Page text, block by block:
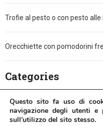
Trofie al pesto o con pesto alle
Orecchiette con pomodorini
Categories
In compagnia(4)
Questo sito fa uso di
navigazione degli utenti e
sull’utilizzo del sito stesso.